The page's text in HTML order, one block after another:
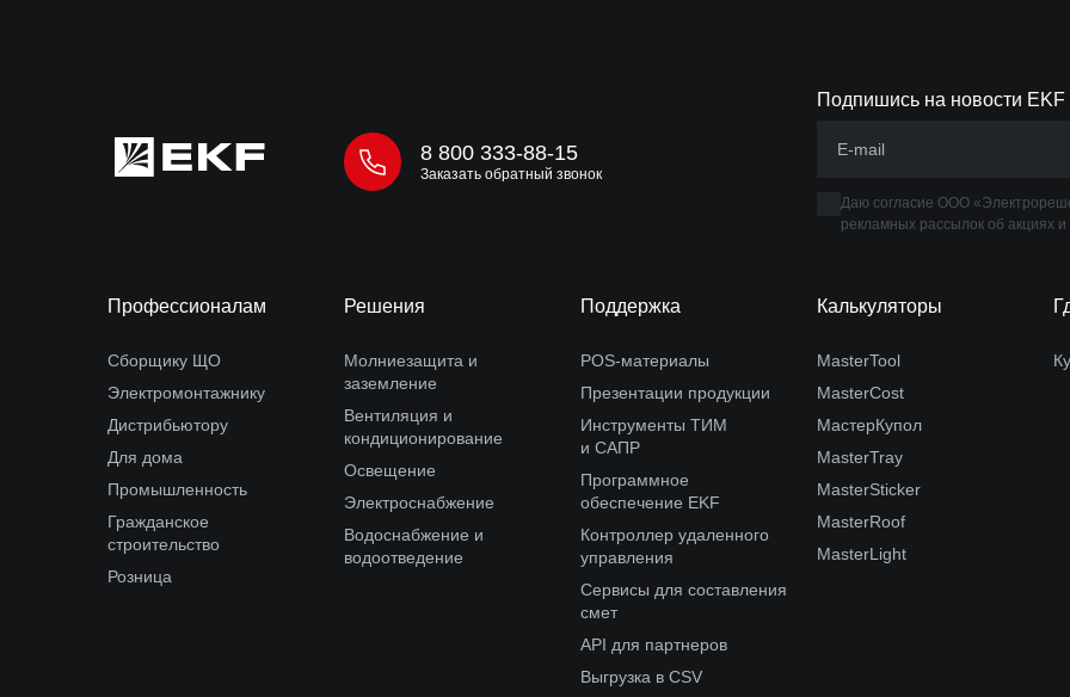
8 800 333-88-15
Заказать обратный звонок
Подпишись на новости EKF
Даю согласие ООО
рекламных рассылок об акциях
Профессионалам
Сборщику ЩО
Электромонтажнику
Дистрибьютору
Для дома
Промышленность
Гражданское
строительство
Розница
Решения
Молниезащита и
заземление
Вентиляция и
кондиционирование
Освещение
Электроснабжение
Водоснабжение и
водоотведение
Поддержка
POS-материалы
Презентации продукции
Инструменты ТИМ
и САПР
Программное
обеспечение EKF
Контроллер удаленного
управления
Сервисы для составления
смет
API для партнеров
Выгрузка в CSV
Калькуляторы
MasterTool
MasterCost
МастерКупол
MasterTray
MasterSticker
MasterRoof
MasterLight